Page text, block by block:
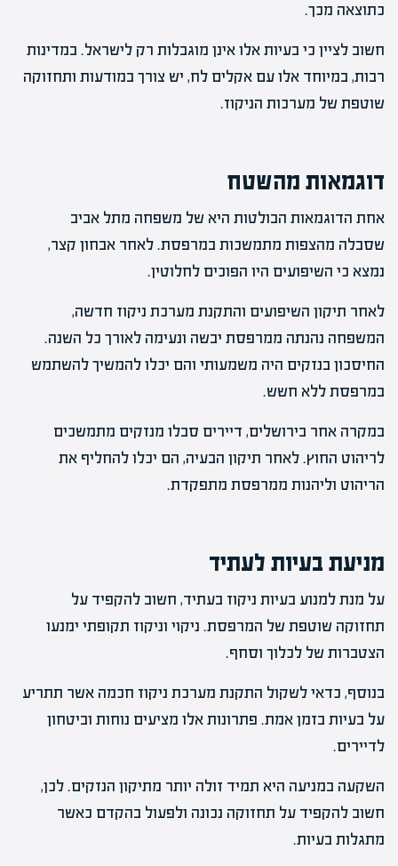
כתוצאה מכך.
חשוב לציין כי בעיות אלו אינן מוגבלות רק לישראל. במדינות
רבות, במיוחד אלו עם אקלים לח, יש צורך במודעות ותחזוקה
שוטפת של מערכות הניקוז.
דוגמאות מהשטח
אחת הדוגמאות הבולטות היא של משפחה מתל אביב
שסבלה מהצפות מתמשכות במרפסת. לאחר אבחון קצר,
נמצא כי השיפועים היו הפוכים לחלוטין.
לאחר תיקון השיפועים והתקנת מערכת ניקוז חדשה,
המשפחה נהנתה ממרפסת יבשה ונעימה לאורך כל השנה.
החיסכון בנזקים היה משמעותי והם יכלו להמשיך להשתמש
במרפסת ללא חשש.
במקרה אחר בירושלים, דיירים סבלו מנזקים מתמשכים
לריהוט החוץ. לאחר תיקון הבעיה, הם יכלו להחליף את
הריהוט וליהנות ממרפסת מתפקדת.
מניעת בעיות לעתיד
על מנת למנוע בעיות ניקוז בעתיד, חשוב להקפיד על
תחזוקה שוטפת של המרפסת. ניקוי וניקוז תקופתי ימנעו
הצטברות של לכלוך וסחף.
בנוסף, כדאי לשקול התקנת מערכת ניקוז חכמה אשר תתריע
על בעיות בזמן אמת. פתרונות אלו מציעים נוחות וביטחון
לדיירים.
השקעה במניעה היא תמיד זולה יותר מתיקון הנזקים. לכן,
חשוב להקפיד על תחזוקה נכונה ולפעול בהקדם כאשר
מתגלות בעיות.